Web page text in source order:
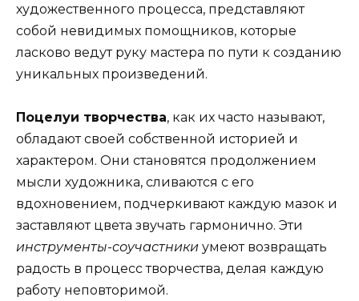
художественного процесса, представляют
собой невидимых помощников, которые
ласково ведут руку мастера по пути к созданию
уникальных произведений.
Поцелуи творчества, как их часто называют,
обладают своей собственной историей и
характером. Они становятся продолжением
мысли художника, сливаются с его
вдохновением, подчеркивают каждую мазок и
заставляют цвета звучать гармонично. Эти
инструменты-соучастники умеют возвращать
радость в процесс творчества, делая каждую
работу неповторимой.